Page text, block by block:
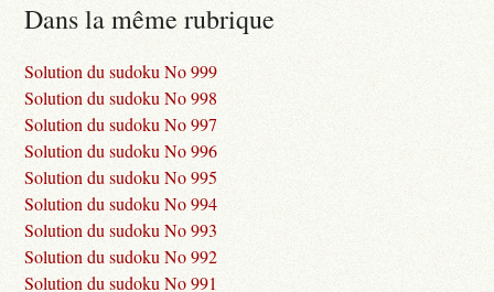
Dans la même rubrique
Solution du sudoku No 999
Solution du sudoku No 998
Solution du sudoku No 997
Solution du sudoku No 996
Solution du sudoku No 995
Solution du sudoku No 994
Solution du sudoku No 993
Solution du sudoku No 992
Solution du sudoku No 991